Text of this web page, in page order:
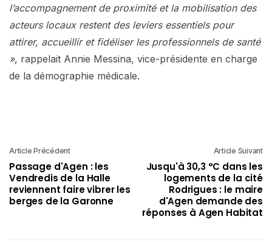
l’accompagnement de proximité et la mobilisation des
acteurs locaux restent des leviers essentiels pour
attirer, accueillir et fidéliser les professionnels de santé
», rappelait Annie Messina, vice-présidente en charge
de la démographie médicale.
Article Précédent
Passage d'Agen : les
Vendredis de la Halle
reviennent faire vibrer les
berges de la Garonne
Article Suivant
Jusqu'à 30,3 °C dans les
logements de la cité
Rodrigues : le maire
d'Agen demande des
réponses à Agen Habitat